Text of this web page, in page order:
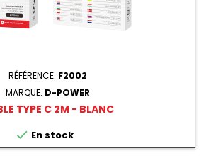
RÉFÉRENCE: F2002
MARQUE: D-POWER
TYPE C 2M - BLANC
 En stock